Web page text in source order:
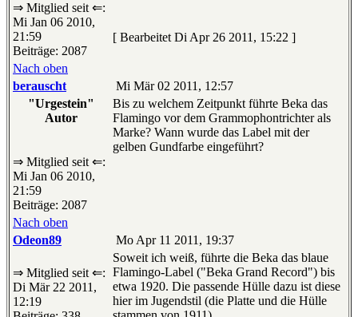
⇒ Mitglied seit ⇐:
Mi Jan 06 2010,
21:59
Beiträge: 2087
[ Bearbeitet Di Apr 26 2011, 15:22 ]
Nach oben
berauscht
Mi Mär 02 2011, 12:57
"Urgestein"
Autor
⇒ Mitglied seit ⇐:
Mi Jan 06 2010,
21:59
Beiträge: 2087
Bis zu welchem Zeitpunkt führte Beka das
Flamingo vor dem Grammophontrichter als
Marke? Wann wurde das Label mit der
gelben Gundfarbe eingeführt?
Nach oben
Odeon89
Mo Apr 11 2011, 19:37
⇒ Mitglied seit ⇐:
Di Mär 22 2011,
12:19
Soweit ich weiß, führte die Beka das blaue
Flamingo-Label ("Beka Grand Record") bis
etwa 1920. Die passende Hülle dazu ist diese
hier im Jugendstil (die Platte und die Hülle